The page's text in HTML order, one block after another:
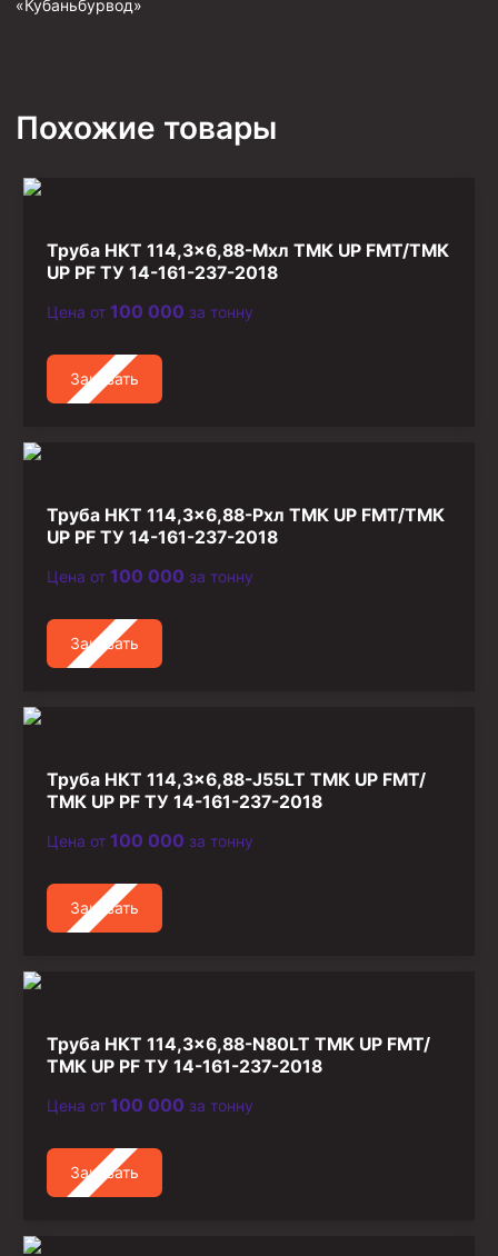
Стропы канатные
Канаты стальные
«Кубаньбурвод»
Похожие товары
Труба НКТ 114,3×6,88-Мхл ТМК UP FMT/ТМК
UP PF ТУ 14-161-237-2018
Цена от 100 000 за тонну
Заказать
Труба НКТ 114,3×6,88-Рхл ТМК UP FMT/ТМК
UP PF ТУ 14-161-237-2018
Цена от 100 000 за тонну
Заказать
Труба НКТ 114,3×6,88-J55LT ТМК UP FMT/
ТМК UP PF ТУ 14-161-237-2018
Цена от 100 000 за тонну
Заказать
Труба НКТ 114,3×6,88-N80LT ТМК UP FMT/
ТМК UP PF ТУ 14-161-237-2018
Цена от 100 000 за тонну
Заказать